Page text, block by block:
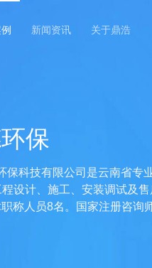
新闻资讯 关于鼎浩
保
科技有限公司是云南省专
设计、施工、安装调试及
称人员8名。国家注册咨询